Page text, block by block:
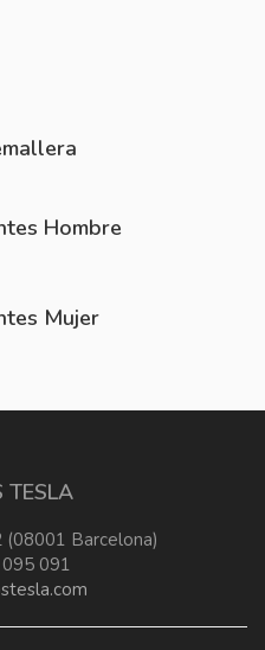
Hombre
Mujer
TESLA
(08001 Barcelona)
091